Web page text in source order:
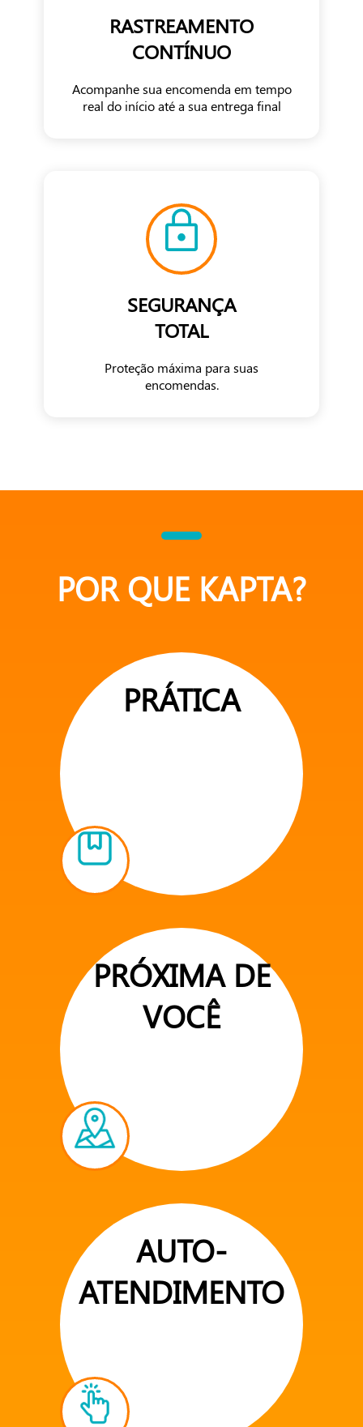
RASTREAMENTO
CONTÍNUO
Acompanhe sua encomenda em tempo
real do início até a sua entrega final
SEGURANÇA
TOTAL
Proteção máxima para suas
encomendas.
POR QUE KAPTA?
PRÁTICA
PRÓXIMA DE
VOCÊ
AUTO-
ATENDIMENTO